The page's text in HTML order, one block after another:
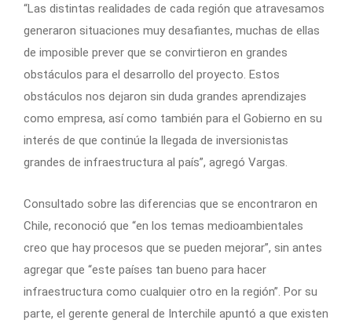
“Las distintas realidades de cada región que atravesamos
generaron situaciones muy desafiantes, muchas de ellas
de imposible prever que se convirtieron en grandes
obstáculos para el desarrollo del proyecto. Estos
obstáculos nos dejaron sin duda grandes aprendizajes
como empresa, así como también para el Gobierno en su
interés de que continúe la llegada de inversionistas
grandes de infraestructura al país”, agregó Vargas.
Consultado sobre las diferencias que se encontraron en
Chile, reconoció que “en los temas medioambientales
creo que hay procesos que se pueden mejorar”, sin antes
agregar que “este países tan bueno para hacer
infraestructura como cualquier otro en la región”. Por su
parte, el gerente general de Interchile apuntó a que existen